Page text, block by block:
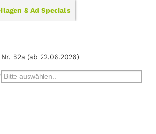
& Ad Specials
Nr. 62a (ab 22.06.2026)